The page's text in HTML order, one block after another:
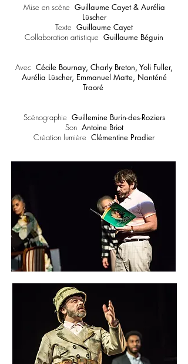
Mise en scène Guillaume Cayet & Aurélia
Lüscher
Texte Guillaume Cayet
Collaboration artistique Guillaume Béguin
Avec Cécile Bournay, Charly Breton, Yoli Fuller,
Aurélia Lüscher, Emmanuel Matte, Nanténé
Traoré
Scénographie Guillemine Burin-des-Roziers
Son Antoine Briot
Création lumière Clémentine Pradier